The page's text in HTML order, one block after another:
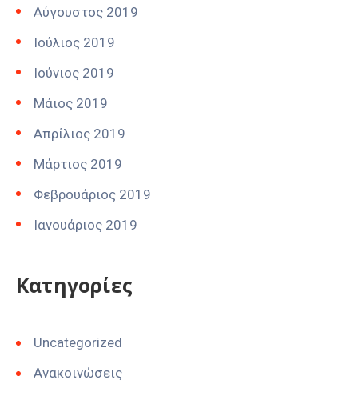
Αύγουστος 2019
Ιούλιος 2019
Ιούνιος 2019
Μάιος 2019
Απρίλιος 2019
Μάρτιος 2019
Φεβρουάριος 2019
Ιανουάριος 2019
Kατηγορίες
Uncategorized
Ανακοινώσεις